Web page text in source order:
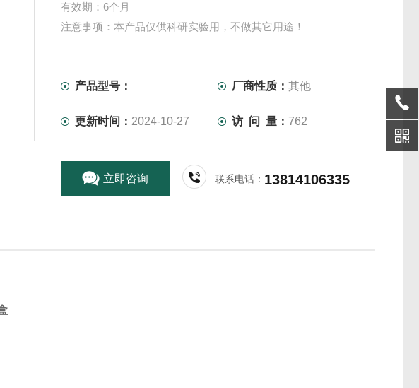
有效期：6个月
注意事项：本产品仅供科研实验用，不做其它用途！
产品型号： 厂商性质：其他
更新时间： 2024-10-27 访 问 量： 762
立即咨询 联系电话： 13814106335